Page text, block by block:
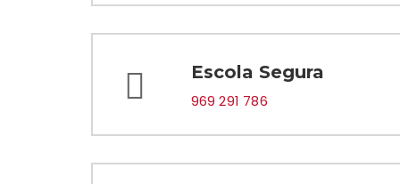
Escola Segura
969 291 786